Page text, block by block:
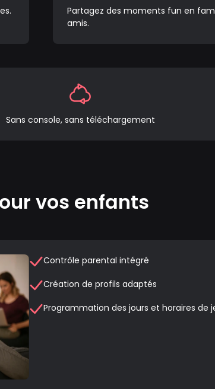
Partagez des moments fun en
amis.
Sans console, sans téléchargement
vos enfants
Contrôle parental intégré
Création de profils adaptés
Programmation des jours et horaires de